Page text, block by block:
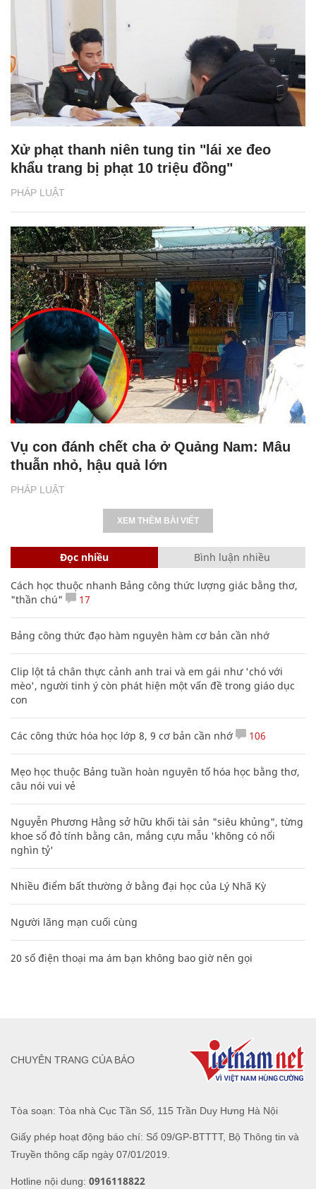
PHÁP LUẬT
Xử phạt thanh niên tung tin "lái xe đeo
khẩu trang bị phạt 10 triệu đồng"
PHÁP LUẬT
Vụ con đánh chết cha ở Quảng Nam: Mâu
thuẫn nhỏ, hậu quả lớn
XEM THÊM BÀI VIẾT
Đọc nhiều Bình luận nhiều
Cách học thuộc nhanh Bảng công thức lượng giác bằng thơ,
"thần chú"
17
Bảng công thức đạo hàm nguyên hàm cơ bản cần nhớ
Clip lột tả chân thực cảnh anh trai và em gái như 'chó với
mèo', người tinh ý còn phát hiện một vấn đề trong giáo dục
con
Các công thức hóa học lớp 8, 9 cơ bản cần nhớ 106
Mẹo học thuộc Bảng tuần hoàn nguyên tố hóa học bằng thơ,
câu nói vui vẻ
Nguyễn Phương Hằng sở hữu khối tài sản "siêu khủng", từng
khoe sổ đỏ tính bằng cân, mắng cựu mẫu 'không có nổi
nghìn tỷ'
Nhiều điểm bất thường ở bằng đại học của Lý Nhã Kỳ
Người lãng mạn cuối cùng
20 số điện thoại ma ám bạn không bao giờ nên gọi
Tòa soạn: Tòa nhà Cục Tần Số, 115 Trần Duy Hưng Hà Nội
Giấy phép hoạt động báo chí: Số 09/GP-BTTTT, Bộ Thông tin và
Truyền thông cấp ngày 07/01/2019.
Hotline nội dung: 0916118822
CHUYÊN TRANG CỦA BÁO